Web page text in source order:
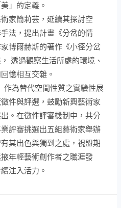
」的定義。
家簡莉芸，延續其探討空
法，提出計畫《分岔的情
博爾赫斯的著作《小徑分岔
透過觀察生活所處的環境、
憶相互交雜。
作為替代空間性質之實驗性展
件與評選，鼓勵新興藝術家
。在徵件評審機制中，共分
評審挑選出五組藝術家舉辦
其出色與獨到之處，視盟期
年輕藝術創作者之職涯發
注入活力。